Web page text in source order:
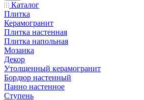
Каталог
Плитка
Керамогранит
Плитка настенная
Плитка напольная
Мозаика
Декор
Утолщенный керамогранит
Бордюр настенный
Панно настенное
Ступень